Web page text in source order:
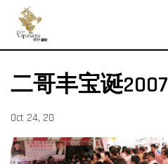
二哥丰宝诞2007
Oct 24, 20